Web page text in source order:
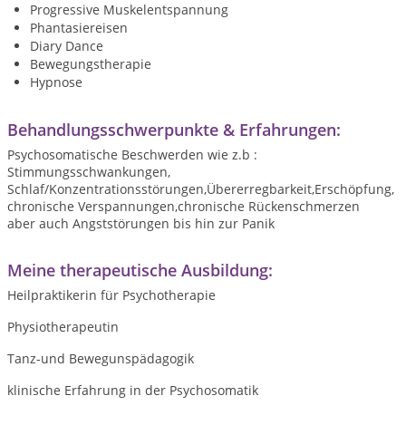
Progressive Muskelentspannung
Phantasiereisen
Diary Dance
Bewegungstherapie
Hypnose
Behandlungsschwerpunkte & Erfahrungen:
Psychosomatische Beschwerden wie z.b :
Stimmungsschwankungen,
Schlaf/Konzentrationsstörungen,Übererregbarkeit,Erschöpfung,
chronische Verspannungen,chronische Rückenschmerzen
aber auch Angststörungen bis hin zur Panik
Meine therapeutische Ausbildung:
Heilpraktikerin für Psychotherapie
Physiotherapeutin
Tanz-und Bewegunspädagogik
klinische Erfahrung in der Psychosomatik